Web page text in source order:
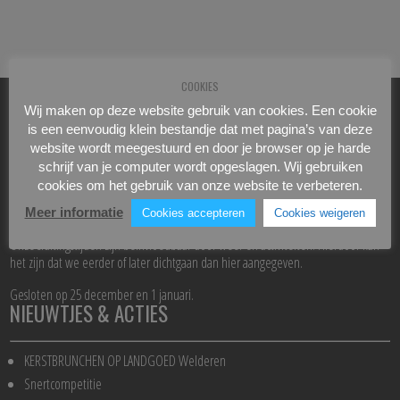
OPENINGSTIJDEN
Receptie: 08:00 – 17:30 uur (weekend tot 16.30 uur)
Restaurant: 08.00 – ca. 22.00 uur
Keuken: 11.00 – 21.00 uur
Onze sluitingstijden zijn beïnvloedbaar door weer en activiteiten. Hierdoor kan
het zijn dat we eerder of later dichtgaan dan hier aangegeven.
Gesloten op 25 december en 1 januari.
NIEUWTJES & ACTIES
KERSTBRUNCHEN OP LANDGOED Welderen
Snertcompetitie
COOKIES
Wij maken op deze website gebruik van cookies. Een cookie
is een eenvoudig klein bestandje dat met pagina’s van deze
website wordt meegestuurd en door je browser op je harde
schrijf van je computer wordt opgeslagen. Wij gebruiken
cookies om het gebruik van onze website te verbeteren.
Meer informatie
Cookies accepteren Cookies weigeren